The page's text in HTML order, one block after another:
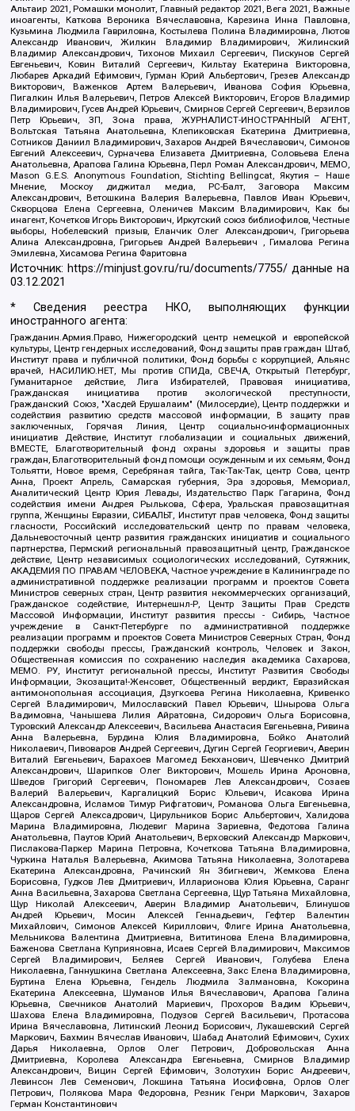
Альтаир 2021, Ромашки монолит, Главный редактор 2021, Вега 2021, Важные
иноагенты, Каткова Вероника Вячеславовна, Карезина Инна Павловна,
Кузьмина Людмила Гавриловна, Костылева Полина Владимировна, Лютов
Александр Иванович, Жилкин Владимир Владимирович, Жилинский
Владимир Александрович, Тихонов Михаил Сергеевич, Пискунов Сергей
Евгеньевич, Ковин Виталий Сергеевич, Кильтау Екатерина Викторовна,
Любарев Аркадий Ефимович, Гурман Юрий Альбертович, Грезев Александр
Викторович, Важенков Артем Валерьевич, Иванова София Юрьевна,
Пигалкин Илья Валерьевич, Петров Алексей Викторович, Егоров Владимир
Владимирович, Гусев Андрей Юрьевич, Смирнов Сергей Сергеевич, Верзилов
Петр Юрьевич, ЗП, Зона права, ЖУРНАЛИСТ-ИНОСТРАННЫЙ АГЕНТ,
Вольтская Татьяна Анатольевна, Клепиковская Екатерина Дмитриевна,
Сотников Даниил Владимирович, Захаров Андрей Вячеславович, Симонов
Евгений Алексеевич, Сурначева Елизавета Дмитриевна, Соловьева Елена
Анатольевна, Арапова Галина Юрьевна, Перл Роман Александрович, МЕМО,
Mason G.E.S. Anonymous Foundation, Stichting Bellingcat, Якутия – Наше
Мнение, Москоу диджитал медиа, РС-Балт, Заговора Максим
Александрович, Ветошкина Валерия Валерьевна, Павлов Иван Юрьевич,
Скворцова Елена Сергеевна, Оленичев Максим Владимирович, Как бы
инагент, Кочетков Игорь Викторович, Иркутский союз библиофилов, Честные
выборы, Нобелевский призыв, Еланчик Олег Александрович, Григорьева
Алина Александровна, Григорьев Андрей Валерьевич , Гималова Регина
Эмилевна, Хисамова Регина Фаритовна
Источник: https://minjust.gov.ru/ru/documents/7755/ данные на
03.12.2021
* Сведения реестра НКО, выполняющих функции
иностранного агента:
Гражданин.Армия.Право, Нижегородский центр немецкой и европейской
культуры, Центр гендерных исследований, Фонд защиты прав граждан Штаб,
Институт права и публичной политики, Фонд борьбы с коррупцией, Альянс
врачей, НАСИЛИЮ.НЕТ, Мы против СПИДа, СВЕЧА, Открытый Петербург,
Гуманитарное действие, Лига Избирателей, Правовая инициатива,
Гражданская инициатива против экологической преступности,
Гражданский Союз, "Хасдей Ерушалаим" (Милосердие), Центр поддержки и
содействия развитию средств массовой информации, В защиту прав
заключенных, Горячая Линия, Центр социально-информационных
инициатив Действие, Институт глобализации и социальных движений,
ВМЕСТЕ, Благотворительный фонд охраны здоровья и защиты прав
граждан, Благотворительный фонд помощи осужденным и их семьям, Фонд
Тольятти, Новое время, Серебряная тайга, Так-Так-Так, центр Сова, центр
Анна, Проект Апрель, Самарская губерния, Эра здоровья, Мемориал,
Аналитический Центр Юрия Левады, Издательство Парк Гагарина, Фонд
содействия имени Андрея Рылькова, Сфера, Уральская правозащитная
группа, Женщины Евразии, СИБАЛЬТ, Институт прав человека, Фонд защиты
гласности, Российский исследовательский центр по правам человека,
Дальневосточный центр развития гражданских инициатив и социального
партнерства, Пермский региональный правозащитный центр, Гражданское
действие, Центр независимых социологических исследований, Сутяжник,
АКАДЕМИЯ ПО ПРАВАМ ЧЕЛОВЕКА, Частное учреждение в Калининграде по
административной поддержке реализации программ и проектов Совета
Министров северных стран, Центр развития некоммерческих организаций,
Гражданское содействие, Интернешнл-Р, Центр Защиты Прав Средств
Массовой Информации, Институт развития прессы - Сибирь, Частное
учреждение в Санкт-Петербурге по административной поддержке
реализации программ и проектов Совета Министров Северных Стран, Фонд
поддержки свободы прессы, Гражданский контроль, Человек и Закон,
Общественная комиссия по сохранению наследия академика Сахарова,
МЕМО. РУ, Институт региональной прессы, Институт Развития Свободы
Информации, Экозащита!-Женсовет, Общественный вердикт, Евразийская
антимонопольная ассоциация, Дзугкоева Регина Николаевна, Кривенко
Сергей Владимирович, Милославский Павел Юрьевич, Шнырова Ольга
Вадимовна, Чанышева Лилия Айратовна, Сидорович Ольга Борисовна,
Туровский Александр Алексеевич, Васильева Анастасия Евгеньевна, Ривина
Анна Валерьевна, Бурдина Юлия Владимировна, Бойко Анатолий
Николаевич, Пивоваров Андрей Сергеевич, Дугин Сергей Георгиевич, Аверин
Виталий Евгеньевич, Барахоев Магомед Бекханович, Шевченко Дмитрий
Александрович, Шарипков Олег Викторович, Мошель Ирина Ароновна,
Шведов Григорий Сергеевич, Пономарев Лев Александрович, Созаев
Валерий Валерьевич, Каргалицкий Борис Юльевич, Исакова Ирина
Александровна, Исламов Тимур Рифгатович, Романова Ольга Евгеньевна,
Щаров Сергей Алексадрович, Цирульников Борис Альбертович, Халидова
Марина Владимировна, Людевиг Марина Зариевна, Федотова Галина
Анатольевна, Паутов Юрий Анатольевич, Верховский Александр Маркович,
Пислакова-Паркер Марина Петровна, Кочеткова Татьяна Владимировна,
Чуркина Наталья Валерьевна, Акимова Татьяна Николаевна, Золотарева
Екатерина Александровна, Рачинский Ян Збигневич, Жемкова Елена
Борисовна, Гудков Лев Дмитриевич, Илларионова Юлия Юрьевна, Саранг
Анна Васильевна, Захарова Светлана Сергеевна, Щур Татьяна Михайловна,
Щур Николай Алексеевич, Аверин Владимир Анатольевич, Блинушов
Андрей Юрьевич, Мосин Алексей Геннадьевич, Гефтер Валентин
Михайлович, Симонов Алексей Кириллович, Флиге Ирина Анатольевна,
Мельникова Валентина Дмитриевна, Вититинова Елена Владимировна,
Баженова Светлана Куприяновна, Исаев Сергей Владимирович, Максимов
Сергей Владимирович, Беляев Сергей Иванович, Голубева Елена
Николаевна, Ганнушкина Светлана Алексеевна, Закс Елена Владимировна,
Буртина Елена Юрьевна, Гендель Людмила Залмановна, Кокорина
Екатерина Алексеевна, Шуманов Илья Вячеславович, Арапова Галина
Юрьевна, Свечников Анатолий Мариевич, Прохоров Вадим Юрьевич,
Шахова Елена Владимировна, Подузов Сергей Васильевич, Протасова
Ирина Вячеславовна, Литинский Леонид Борисович, Лукашевский Сергей
Маркович, Бахмин Вячеслав Иванович, Шабад Анатолий Ефимович, Сухих
Дарья Николаевна, Орлов Олег Петрович, Добровольская Анна
Дмитриевна, Королева Александра Евгеньевна, Смирнов Владимир
Александрович, Вицин Сергей Ефимович, Золотухин Борис Андреевич,
Левинсон Лев Семенович, Локшина Татьяна Иосифовна, Орлов Олег
Петрович, Полякова Мара Федоровна, Резник Генри Маркович, Захаров
Герман Константинович